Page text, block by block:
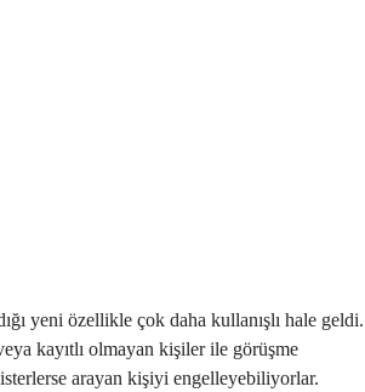
yeni özellikle çok daha kullanışlı hale geldi.
kayıtlı olmayan kişiler ile görüşme
arayan kişiyi engelleyebiliyorlar.